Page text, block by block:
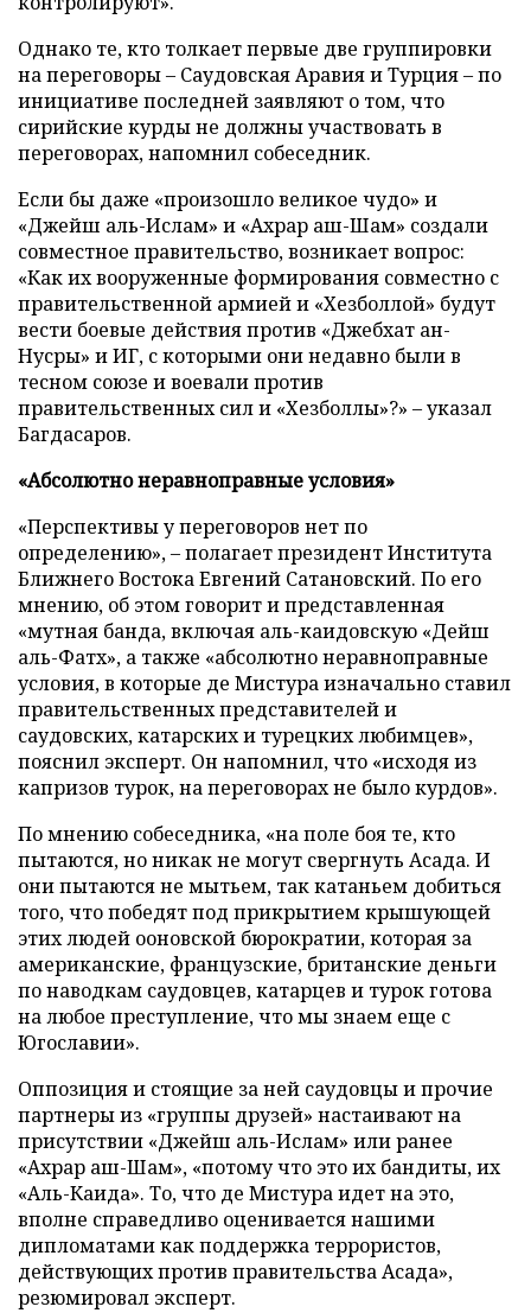
Однако те, кто толкает первые две группировки
на переговоры – Саудовская Аравия и Турция – по
инициативе последней заявляют о том, что
сирийские курды не должны участвовать в
переговорах, напомнил собеседник.
Если бы даже «произошло великое чудо» и
«Джейш аль-Ислам» и «Ахрар аш-Шам» создали
совместное правительство, возникает вопрос:
«Как их вооруженные формирования совместно с
правительственной армией и «Хезболлой» будут
вести боевые действия против «Джебхат ан-
Нусры» и ИГ, с которыми они недавно были в
тесном союзе и воевали против
правительственных сил и «Хезболлы»?» – указал
Багдасаров.
«Абсолютно неравноправные условия»
«Перспективы у переговоров нет по
определению», – полагает президент Института
Ближнего Востока Евгений Сатановский. По его
мнению, об этом говорит и представленная
«мутная банда, включая аль-каидовскую «Дейш
аль-Фатх», а также «абсолютно неравноправные
условия, в которые де Мистура изначально ставил
правительственных представителей и
саудовских, катарских и турецких любимцев»,
пояснил эксперт. Он напомнил, что «исходя из
капризов турок, на переговорах не было курдов».
По мнению собеседника, «на поле боя те, кто
пытаются, но никак не могут свергнуть Асада. И
они пытаются не мытьем, так катаньем добиться
того, что победят под прикрытием крышующей
этих людей ооновской бюрократии, которая за
американские, французские, британские деньги
по наводкам саудовцев, катарцев и турок готова
на любое преступление, что мы знаем еще с
Югославии».
Оппозиция и стоящие за ней саудовцы и прочие
партнеры из «группы друзей» настаивают на
присутствии «Джейш аль-Ислам» или ранее
«Ахрар аш-Шам», «потому что это их бандиты, их
«Аль-Каида». То, что де Мистура идет на это,
вполне справедливо оценивается нашими
дипломатами как поддержка террористов,
действующих против правительства Асада»,
резюмировал эксперт.